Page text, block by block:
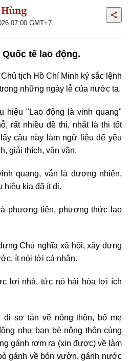
07:00 GMT+7
Quốc tế lao động.
tịch Hồ Chí Minh ký sắc lệnh
những ngày lễ của nước ta.
hiệu "Lao động là vinh quang"
rất nhiều đề thi, nhất là thi tốt
câu này làm ngữ liệu để yêu
giải thích, vân vân.
quang, vẫn là đương nhiên,
hiệu kia đã ít đi.
phương tiện, phương thức lao
Chủ nghĩa xã hội, xây dựng
ít nói tới cá nhân.
lợi nhà, tức nó hài hòa lợi ích
đi sơ tán về nông thôn, bố mẹ
như bạn bè nông thôn cùng
gánh rơm rạ (xin được) về làm
gánh về bón vườn, gánh nước